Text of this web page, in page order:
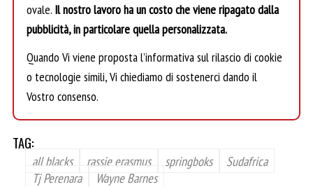
ovale. Il nostro lavoro ha un costo che viene ripagato dalla
pubblicità, in particolare quella personalizzata.
Quando Vi viene proposta l’informativa sul rilascio di cookie
o tecnologie simili, Vi chiediamo di sostenerci dando il
Vostro consenso.
TAG:
all blacks rassie erasmus springboks
Sudafrica
Tj Perenara
Wayne Barnes